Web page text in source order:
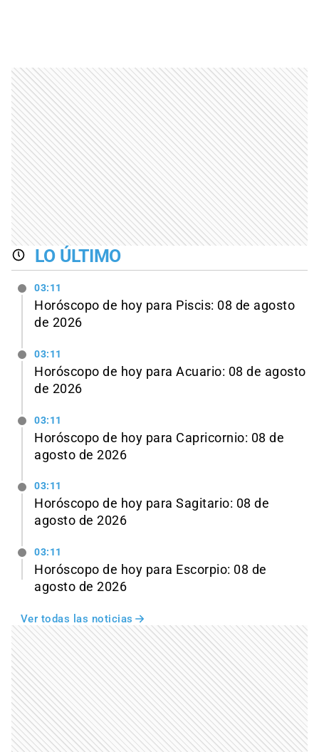
LO ÚLTIMO
03:11
Horóscopo de hoy para Piscis: 08 de agosto
de 2026
03:11
Horóscopo de hoy para Acuario: 08 de agosto
de 2026
03:11
Horóscopo de hoy para Capricornio: 08 de
agosto de 2026
03:11
Horóscopo de hoy para Sagitario: 08 de
agosto de 2026
03:11
Horóscopo de hoy para Escorpio: 08 de
agosto de 2026
Ver todas las noticias